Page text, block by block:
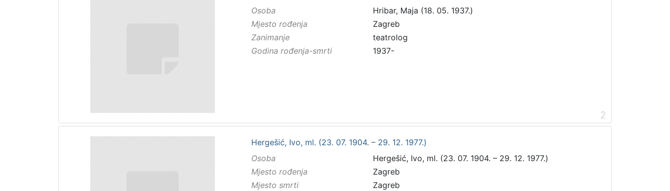
Osoba
Hribar, Maja (18. 05. 1937.)
Mjesto rođenja
Zagreb
Zanimanje
teatrolog
Godina rođenja-smrti
1937-
2
Hergešić, Ivo, ml. (23. 07. 1904. – 29. 12. 1977.)
Osoba
Hergešić, Ivo, ml. (23. 07. 1904. – 29. 12. 1977.)
Mjesto rođenja
Zagreb
Mjesto smrti
Zagreb